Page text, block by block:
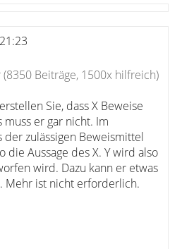
(8350 Beiträge, 1500x hilfreich)
Sie, dass X Beweise
er gar nicht. Im
der zulässigen Beweismittel
die Aussage des X. Y wird also
wird. Dazu kann er etwas
Mehr ist nicht erforderlich.